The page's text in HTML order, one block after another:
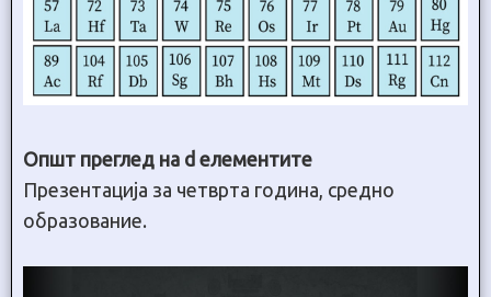
Општ преглед на d елементите
Презентација за четврта година, средно
образование.